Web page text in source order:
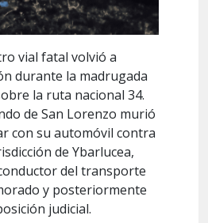
vial fatal volvió a
durante la madrugada
la ruta nacional 34.
de San Lorenzo murió
con su automóvil contra
de Ybarlucea,
del transporte
y posteriormente
judicial.